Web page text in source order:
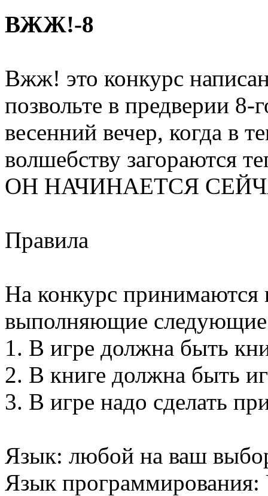
ВЖЖ!-8
Вжж! это конкурс
позвольте в предверии 8-
весенний вечер, когда в
волшебству загораются
ОН НАЧИНАЕТСЯ
Правила
На конкурс
выполняющие следующие
1. В игре должна быть
2. В книге должна быть
3. В игре надо сделать
Язык: любой на ваш
Язык